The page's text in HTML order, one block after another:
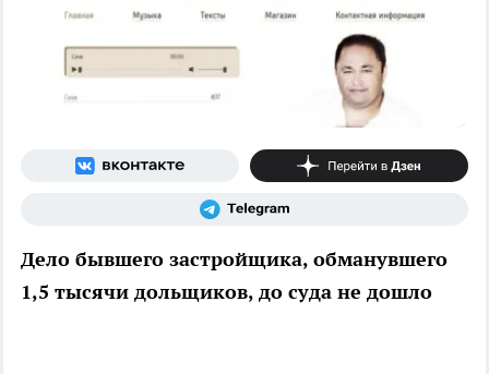
Дело бывшего застройщика, обманувшего
1,5 тысячи дольщиков, до суда не дошло